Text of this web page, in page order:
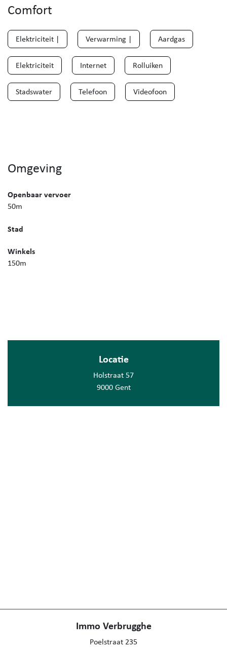
Comfort
Elektriciteit | Verwarming | Aardgas
Elektriciteit Internet Rolluiken
Stadswater Telefoon Videofoon
Omgeving
Openbaar vervoer
50m
Stad
Winkels
150m
Locatie
Holstraat 57
9000 Gent
Immo Verbrugghe
Poelstraat 235